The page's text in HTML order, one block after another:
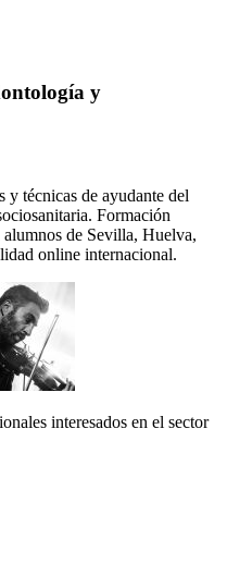
y
y técnicas de ayudante del
Formación
de Sevilla, Huelva,
online internacional.
interesados en el sector